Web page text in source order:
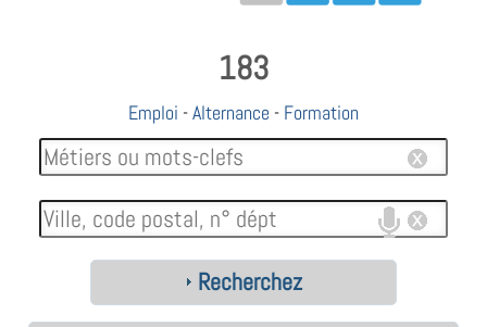
183
Emploi -Alternance - Formation
Recherchez